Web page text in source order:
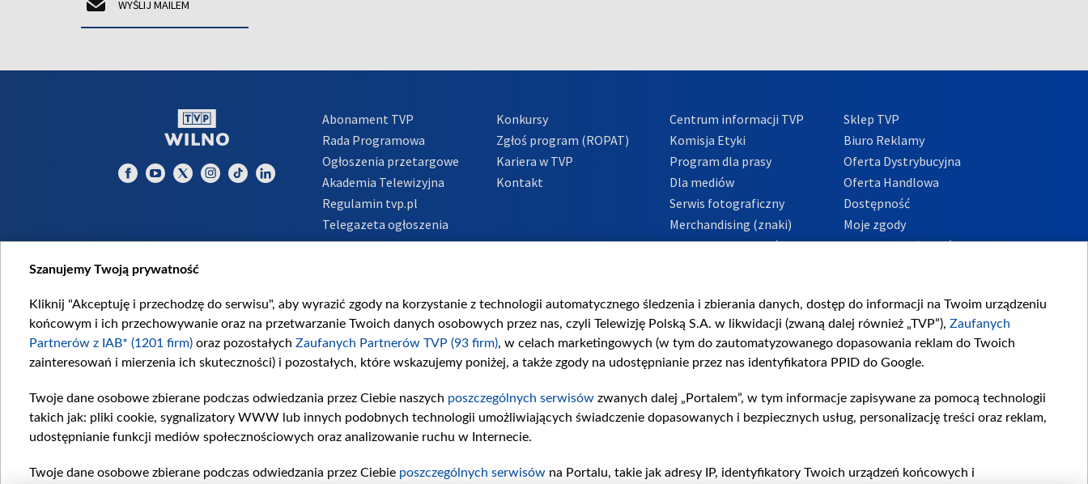
WYŚLIJ MAILEM
Abonament TVP
Rada Programowa
Ogłoszenia przetargowe
Akademia Telewizyjna
Regulamin tvp.pl
Telegazeta ogłoszenia
Informacje o nadawcy
Konkursy
Zgłoś program (ROPAT)
Kariera w TVP
Kontakt
Centrum informacji TVP
Komisja Etyki
Program dla prasy
Dla mediów
Serwis fotograficzny
Merchandising (znaki)
Polityka Prywatności
Sklep TVP
Biuro Reklamy
Oferta Dystrybucyjna
Oferta Handlowa
Dostępność
Moje zgody
Procedura zgłoszeń
Szanujemy Twoją prywatność
Kliknij "Akceptuję i przechodzę do serwisu", aby wyrazić zgody na korzystanie z technologii automatycznego śledzenia i zbierania danych, dostęp do informacji na Twoim urządzeniu
końcowym i ich przechowywanie oraz na przetwarzanie Twoich danych osobowych przez nas, czyli Telewizję Polską S.A. w likwidacji (zwaną dalej również „TVP”), Zaufanych
Partnerów z IAB* (1201 firm) oraz pozostałych Zaufanych Partnerów TVP (93 firm), w celach marketingowych (w tym do zautomatyzowanego dopasowania reklam do Twoich
zainteresowań i mierzenia ich skuteczności) i pozostałych, które wskazujemy poniżej, a także zgody na udostępnianie przez nas identyfikatora PPID do Google.
Twoje dane osobowe zbierane podczas odwiedzania przez Ciebie naszych poszczególnych serwisów zwanych dalej „Portalem”, w tym informacje zapisywane za pomocą technologii
takich jak: pliki cookie, sygnalizatory WWW lub innych podobnych technologii umożliwiających świadczenie dopasowanych i bezpiecznych usług, personalizację treści oraz reklam,
udostępnianie funkcji mediów społecznościowych oraz analizowanie ruchu w Internecie.
Twoje dane osobowe zbierane podczas odwiedzania przez Ciebie poszczególnych serwisów na Portalu, takie jak adresy IP, identyfikatory Twoich urządzeń końcowych i